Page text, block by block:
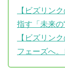
【ビズリン
指す「未来の
【ビズリン
フェーズへ